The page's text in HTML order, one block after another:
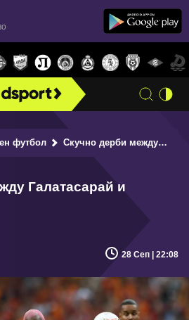
футбол Скучно дерби между Галатасарай и Фенербахче
Галатасарай и
28 Сеп | 22:08